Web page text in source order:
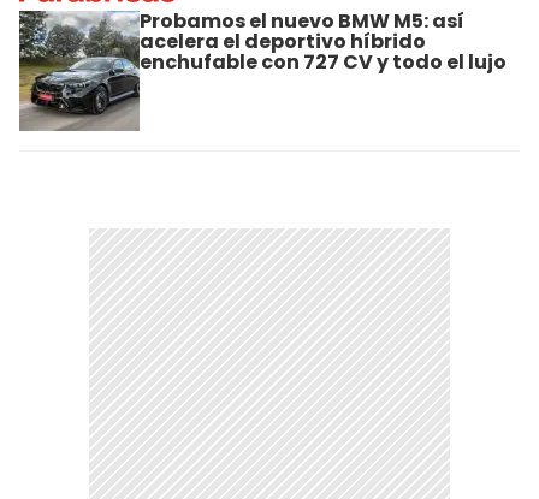
Probamos el nuevo BMW M5: así
acelera el deportivo híbrido
enchufable con 727 CV y todo el lujo